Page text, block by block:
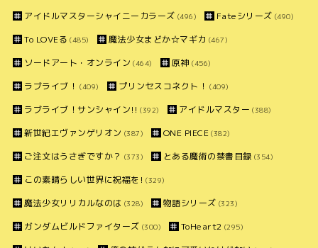
アイドルマスターシャイニーカラーズ (496) Fateシリーズ (490)
To LOVEる (485) 魔法少女まどか☆マギカ (467)
ソードアート・オンライン (464) 原神 (456)
ラブライブ！ (409) プリンセスコネクト！ (409)
ラブライブ！サンシャイン!! (392) アイドルマスター (388)
新世紀エヴァンゲリオン (387) ONE PIECE (382)
ご注文はうさぎですか？ (373) とある魔術の禁書目録 (354)
この素晴らしい世界に祝福を! (329)
魔法少女リリカルなのは (328) 物語シリーズ (323)
ガンダムビルドファイターズ (300) ToHeart2 (295)